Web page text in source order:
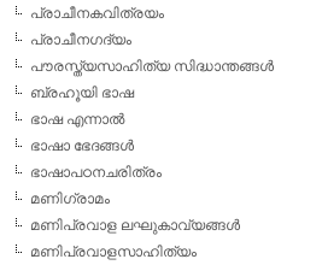
പ്രാചീനകവിത്രയം
പ്രാചീനഗദ്യം
പൗരസ്ത്യസാഹിത്യ സിദ്ധാന്തങ്ങള്‍
ബ്രഹൂയി ഭാഷ
ഭാഷ എന്നാല്‍
ഭാഷാ ഭേദങ്ങള്‍
ഭാഷാപഠനചരിത്രം
മണിഗ്രാമം
മണിപ്രവാള ലഘുകാവ്യങ്ങള്‍
മണിപ്രവാളസാഹിത്യം